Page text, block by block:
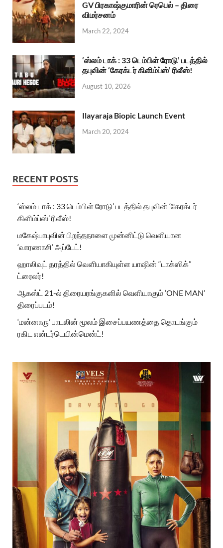
GV பிரகாஷ்குமாரின் ரெபெல் – திரை
விமர்சனம்
March 22, 2024
‘ஸ்லம் டாக் : 33 டெம்பிள் ரோடு’ படத்தில்
தபுவின் ‘கேரக்டர் கிளிம்ப்ஸ்’ ரிலீஸ்!
August 10, 2026
Ilayaraja Biopic Launch Event
March 20, 2024
RECENT POSTS
‘ஸ்லம் டாக் : 33 டெம்பிள் ரோடு’ படத்தில் தபுவின் ‘கேரக்டர்
கிளிம்ப்ஸ்’ ரிலீஸ்!
மகேஷ்பாபுவின் பிறந்தநாளை முன்னிட்டு வெளியான
‘வாரணாசி’ அப்டேட்!
ஹாலிவுட் தரத்தில் வெளியாகியுள்ள யாஷின் “டாக்ஸிக்”
ட்ரைலர்!
ஆகஸ்ட் 21-ல் திரையரங்குகளில் வெளியாகும் ‘ONE MAN’
திரைப்படம்!
‘மன்னாரு’ பாடலின் மூலம் இசைப்பயணத்தை தொடங்கும்
ரகிட என்டர்டெயின்மென்ட்!